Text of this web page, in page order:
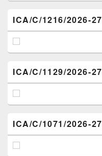
ICA/C/1216/2026-27
ICA/C/1129/2026-27
ICA/C/1071/2026-27